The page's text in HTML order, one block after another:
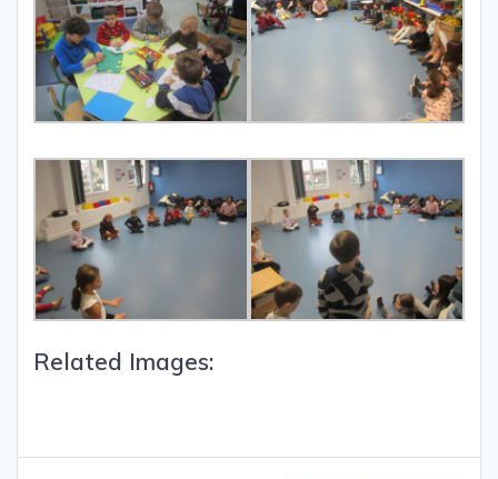
Related Images: